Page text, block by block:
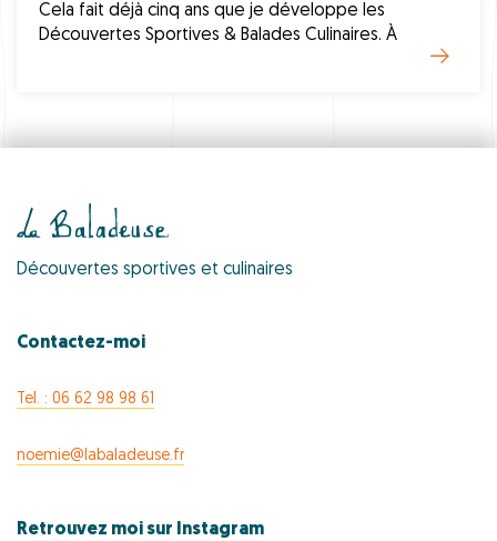
Cela fait déjà cinq ans que je développe les
Découvertes Sportives & Balades Culinaires. À
Découvertes sportives et culinaires
Contactez-moi
Tel. : 06 62 98 98 61
noemie@labaladeuse.fr
Retrouvez moi sur Instagram